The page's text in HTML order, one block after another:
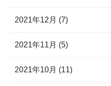
2021年12月 (7)
2021年11月 (5)
2021年10月 (11)